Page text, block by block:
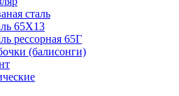
сталь
65Х13
рессорная 65Г
(балисонги)